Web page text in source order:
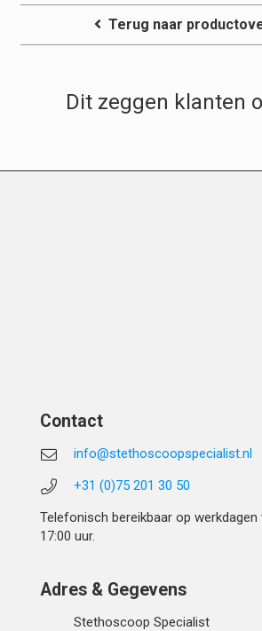
Terug naar
Dit zeggen klanten
Contact
info@stethoscoopspecialist.nl
+31 (0)75 201 30 50
Telefonisch bereikbaar op werkdagen
17:00 uur.
Adres & Gegevens
Stethoscoop Specialist